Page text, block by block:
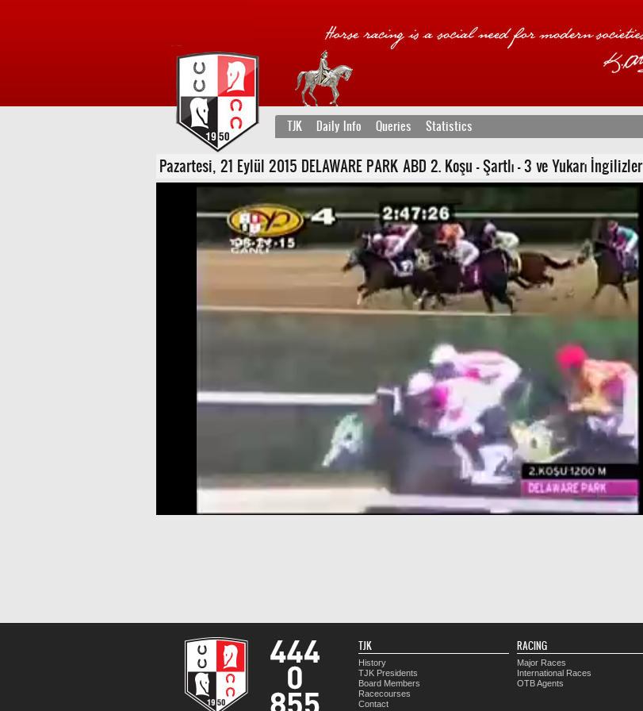
TJK Daily Info Queries Statistics
Pazartesi, 21 Eylül 2015 DELAWARE PARK ABD 2. Koşu - Şartlı - 3 ve Yukarı İngilizler
TJK
History
TJK Presidents
Board Members
Racecourses
Contact
RACING
Major Races
International Races
OTB Agents